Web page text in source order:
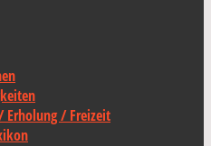
Erholung / Freizeit